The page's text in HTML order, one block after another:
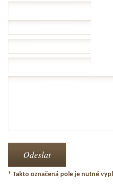
* Takto označená pole je nutné